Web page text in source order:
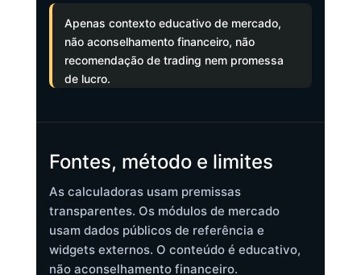
Apenas contexto educativo de mercado,
não aconselhamento financeiro, não
recomendação de trading nem promessa
de lucro.
Fontes, método e limites
As calculadoras usam premissas
transparentes. Os módulos de mercado
usam dados públicos de referência e
widgets externos. O conteúdo é educativo,
não aconselhamento financeiro.